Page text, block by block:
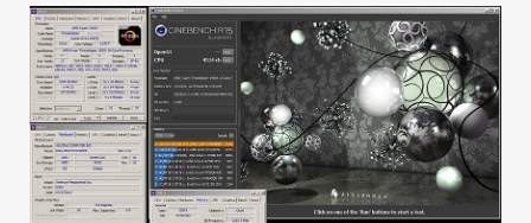
HAKU